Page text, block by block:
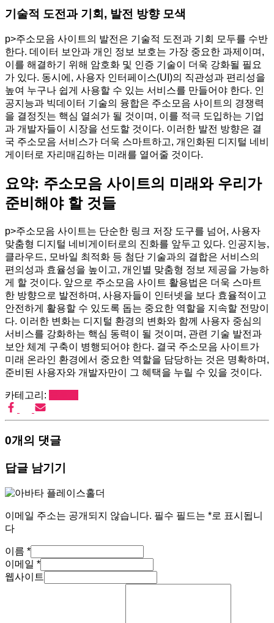
기술적 도전과 기회, 발전 방향 모색
p>주소모음 사이트의 발전은 기술적 도전과 기회 모두를 수반
한다. 데이터 보안과 개인 정보 보호는 가장 중요한 과제이며,
이를 해결하기 위해 암호화 및 인증 기술이 더욱 강화될 필요
가 있다. 동시에, 사용자 인터페이스(UI)의 직관성과 편리성을
높여 누구나 쉽게 사용할 수 있는 서비스를 만들어야 한다. 인
공지능과 빅데이터 기술의 융합은 주소모음 사이트의 경쟁력
을 결정짓는 핵심 열쇠가 될 것이며, 이를 적극 도입하는 기업
과 개발자들이 시장을 선도할 것이다. 이러한 발전 방향은 결
국 주소모음 서비스가 더욱 스마트하고, 개인화된 디지털 네비
게이터로 자리매김하는 미래를 열어줄 것이다.
요약: 주소모음 사이트의 미래와 우리가
준비해야 할 것들
p>주소모음 사이트는 단순한 링크 저장 도구를 넘어, 사용자
맞춤형 디지털 네비게이터로의 진화를 앞두고 있다. 인공지능,
클라우드, 모바일 최적화 등 첨단 기술과의 결합은 서비스의
편의성과 효율성을 높이고, 개인별 맞춤형 정보 제공을 가능하
게 할 것이다. 앞으로 주소모음 사이트 활용법은 더욱 스마트
한 방향으로 발전하며, 사용자들이 인터넷을 보다 효율적이고
안전하게 활용할 수 있도록 돕는 중요한 역할을 지속할 전망이
다. 이러한 변화는 디지털 환경의 변화와 함께 사용자 중심의
서비스를 강화하는 핵심 동력이 될 것이며, 관련 기술 발전과
보안 체계 구축이 병행되어야 한다. 결국 주소모음 사이트가
미래 온라인 환경에서 중요한 역할을 담당하는 것은 명확하며,
준비된 사용자와 개발자만이 그 혜택을 누릴 수 있을 것이다.
카테고리:
0개의 댓글
답글 남기기
이메일 주소는 공개되지 않습니다. 필수 필드는 *로 표시됩니
다
이름 *
이메일 *
웹사이트